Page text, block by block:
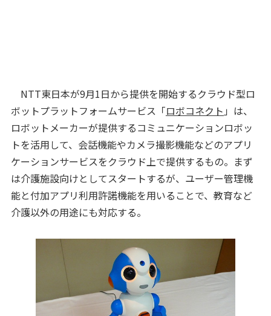
NTT東日本が9月1日から提供を開始するクラウド型ロ
ボットプラットフォームサービス「ロボコネクト 」は、
ロボットメーカーが提供するコミュニケーションロボッ
トを活用して、会話機能やカメラ撮影機能などのアプリ
ケーションサービスをクラウド上で提供するもの。まず
は介護施設向けとしてスタートするが、ユーザー管理機
能と付加アプリ利用許諾機能を用いることで、教育など
介護以外の用途にも対応する。